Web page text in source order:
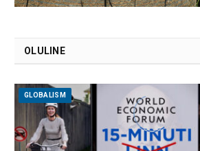
OLULINE
GLOBALISM